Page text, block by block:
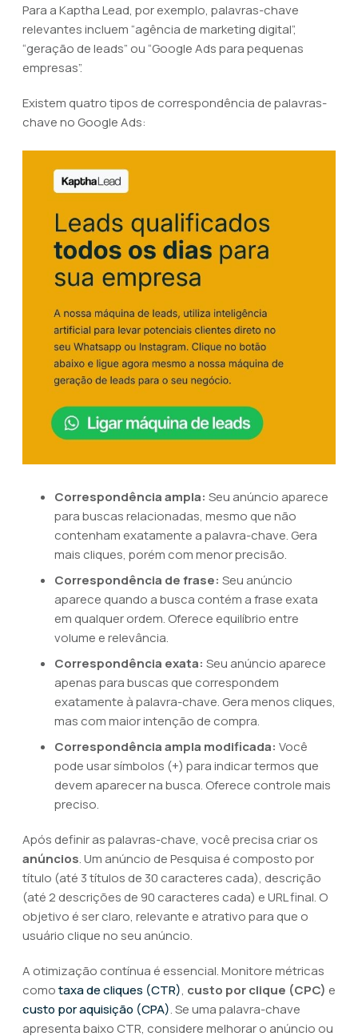
Para a Kaptha Lead, por exemplo, palavras-chave
relevantes incluem “agência de marketing digital”,
“geração de leads” ou “Google Ads para pequenas
empresas”.
Existem quatro tipos de correspondência de palavras-
chave no Google Ads:
Correspondência ampla: Seu anúncio aparece
para buscas relacionadas, mesmo que não
contenham exatamente a palavra-chave. Gera
mais cliques, porém com menor precisão.
Correspondência de frase: Seu anúncio
aparece quando a busca contém a frase exata
em qualquer ordem. Oferece equilíbrio entre
volume e relevância.
Correspondência exata: Seu anúncio aparece
apenas para buscas que correspondem
exatamente à palavra-chave. Gera menos cliques,
mas com maior intenção de compra.
Correspondência ampla modificada: Você
pode usar símbolos (+) para indicar termos que
devem aparecer na busca. Oferece controle mais
preciso.
Após definir as palavras-chave, você precisa criar os
anúncios. Um anúncio de Pesquisa é composto por
título (até 3 títulos de 30 caracteres cada), descrição
(até 2 descrições de 90 caracteres cada) e URL final. O
objetivo é ser claro, relevante e atrativo para que o
usuário clique no seu anúncio.
A otimização contínua é essencial. Monitore métricas
comotaxa de cliques (CTR), custo por clique (CPC) e
custo por aquisição (CPA). Se uma palavra-chave
apresenta baixo CTR, considere melhorar o anúncio ou